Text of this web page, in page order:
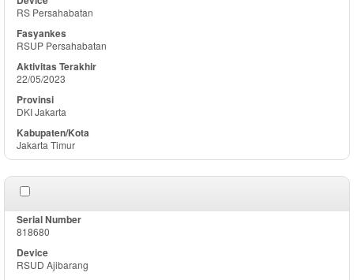
RS Persahabatan
RSUP Persahabatan
22/05/2023
DKI Jakarta
Jakarta Timur
818680
RSUD Ajibarang